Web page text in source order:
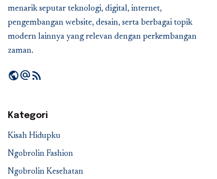
menarik seputar teknologi, digital, internet,
pengembangan website, desain, serta berbagai topik
modern lainnya yang relevan dengan perkembangan
zaman.
publicalternate_emailrss_feed
Kategori
Kisah Hidupku
Ngobrolin Fashion
Ngobrolin Kesehatan